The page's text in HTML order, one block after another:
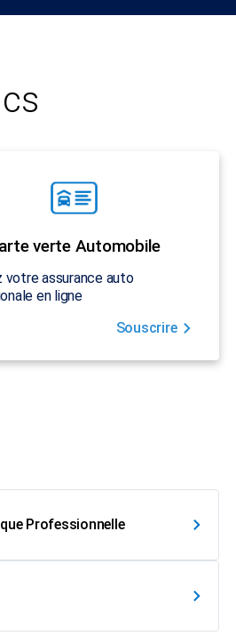
verte Automobile
votre assurance auto
en ligne
Souscrire
Professionnelle